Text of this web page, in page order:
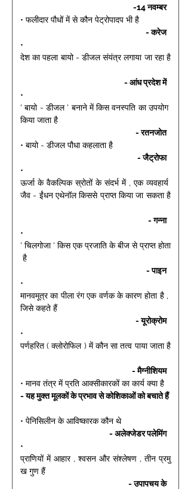
-14 नवम्बर
• फलीदार पौधों में से कौन पेट्रोपादप भी है
- करेज
•
देश का पहला बायो - डीजल संयंत्र लगाया जा रहा है
- आंध प्रदेश में
•
' बायो - डीजल ' बनाने में किस वनस्पति का उपयोग
किया जाता है
- रतनजोत
• बायो - डीजल पौधा कहलाता है
- जैट्रोफा
•
ऊर्जा के वैकल्पिक स्रोतों के संदर्भ में , एक व्यवहार्य
जैव - ईंधन एथेनॉल किससे प्राप्त किया जा सकता है
- गन्ना
•
' चिलगोजा ' किस एक प्रजाति के बीज से प्राप्त होता
है
- पाइन
•
मानवमूत्र का पीला रंग एक वर्णक के कारण होता है ,
जिसे कहते हैं
- यूरोक्रोम
•
पर्णहरित ( क्लोरोफिल ) में कौन सा तत्व पाया जाता है
- मैग्नीशियम
• मानव तंत्र में प्रति आक्सीकारकों का कार्य क्या है
- यह मुक्त मूलकों के प्रभाव से कोशिकाओं को बचाते हैं
• पेनिसिलीन के आविष्कारक कौन थे
- अलेक्जेडर पलेमिंग
•
प्राणियों में आहार , श्वसन और संश्लेषण , तीन प्रमु
ख गुण हैं
- उपापचय के